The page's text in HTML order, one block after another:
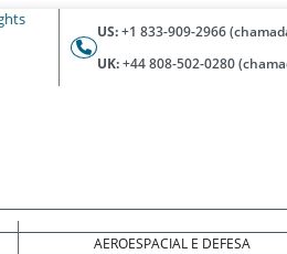
US:+1 833-909-2966
UK:+44 808-502-0280
AEROESPACIAL E DEFESA